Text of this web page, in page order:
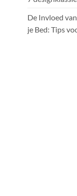
De Invloed
je Bed: Tips